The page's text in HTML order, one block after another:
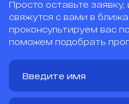
Просто оставьте
свяжутся с вами в
проконсультируем вас
поможем подобрать